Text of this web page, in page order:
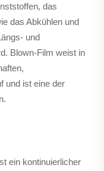
das
das Abkühlen und
und
Blown-Film weist in
und ist eine der
ein kontinuierlicher